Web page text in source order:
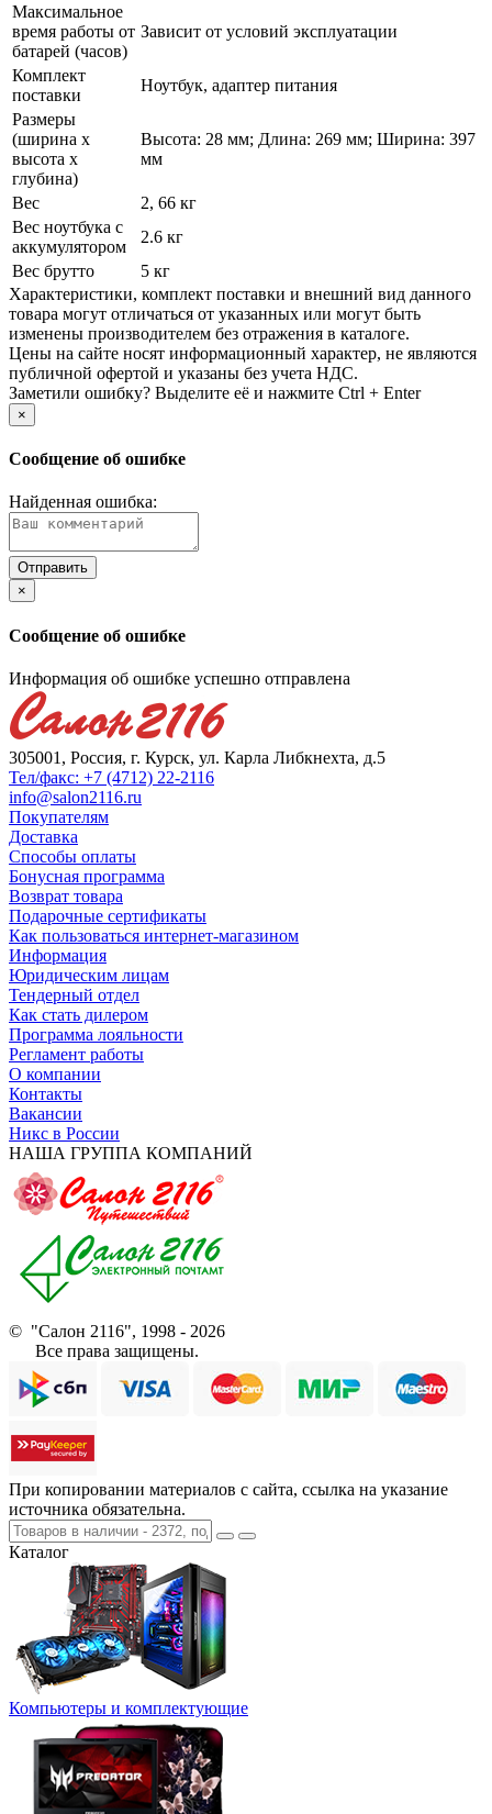
Максимальное
время работы от
батарей (часов)
Зависит от условий эксплуатации
Комплект
поставки
Ноутбук, адаптер питания
Размеры
(ширина х
высота х
глубина)
Высота: 28 мм; Длина: 269 мм; Ширина: 397
мм
Вес
2, 66 кг
Вес ноутбука с
аккумулятором
2.6 кг
Вес брутто
5 кг
Xарактеристики, комплект поставки и внешний вид данного
товара могут отличаться от указанных или могут быть
изменены производителем без отражения в каталоге.
Цены на сайте носят информационный характер, не являются
публичной офертой и указаны без учета НДС.
Заметили ошибку? Выделите её и нажмите Ctrl + Enter
×
Сообщение об ошибке
Найденная ошибка:
×
Сообщение об ошибке
Информация об ошибке успешно отправлена
305001, Россия, г. Курск, ул. Карла Либкнехта, д.5
Тел/факс: +7 (4712) 22-2116
info@salon2116.ru
Покупателям
Доставка
Способы оплаты
Бонусная программа
Возврат товара
Подарочные сертификаты
Как пользоваться интернет-магазином
Информация
Юридическим лицам
Тендерный отдел
Как стать дилером
Программа лояльности
Регламент работы
О компании
Контакты
Вакансии
Никс в России
НАША ГРУППА КОМПАНИЙ
© "Салон 2116", 1998 - 2026
Все права защищены.
При копировании материалов с сайта, ссылка на указание
источника обязательна.
Каталог
Компьютеры и комплектующие